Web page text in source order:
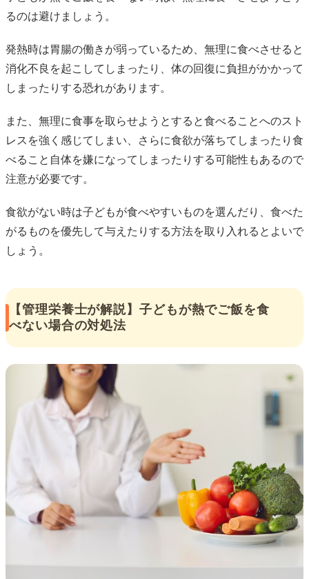
るのは避けましょう。
発熱時は胃腸の働きが弱っているため、無理に食べさせると
消化不良を起こしてしまったり、体の回復に負担がかかって
しまったりする恐れがあります。
また、無理に食事を取らせようとすると食べることへのスト
レスを強く感じてしまい、さらに食欲が落ちてしまったり食
べること自体を嫌になってしまったりする可能性もあるので
注意が必要です。
食欲がない時は子どもが食べやすいものを選んだり、食べた
がるものを優先して与えたりする方法を取り入れるとよいで
しょう。
【管理栄養士が解説】子どもが熱でご飯を食
べない場合の対処法